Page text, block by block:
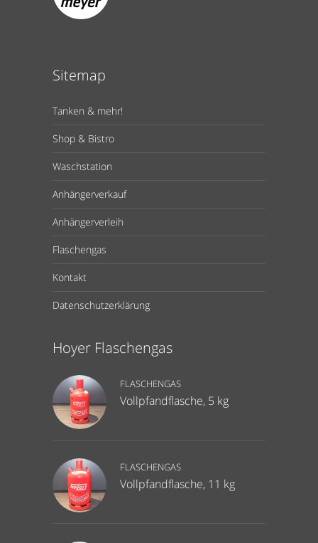
Sitemap
Tanken & mehr!
Shop & Bistro
Waschstation
Anhängerverkauf
Anhängerverleih
Flaschengas
Kontakt
Datenschutzerklärung
Hoyer Flaschengas
FLASCHENGAS
Vollpfandflasche, 5 kg
FLASCHENGAS
Vollpfandflasche, 11 kg